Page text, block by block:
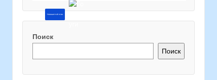
Напишите об этом
Поиск
Поиск